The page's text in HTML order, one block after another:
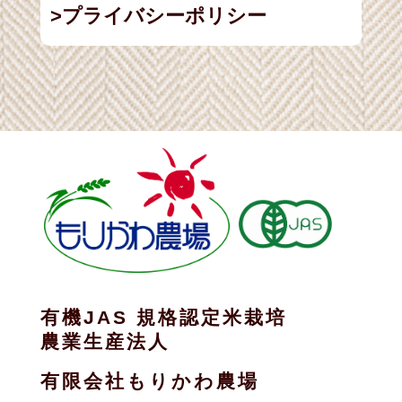
プライバシーポリシー
有機JAS 規格認定米栽培
農業生産法人
有限会社もりかわ農場